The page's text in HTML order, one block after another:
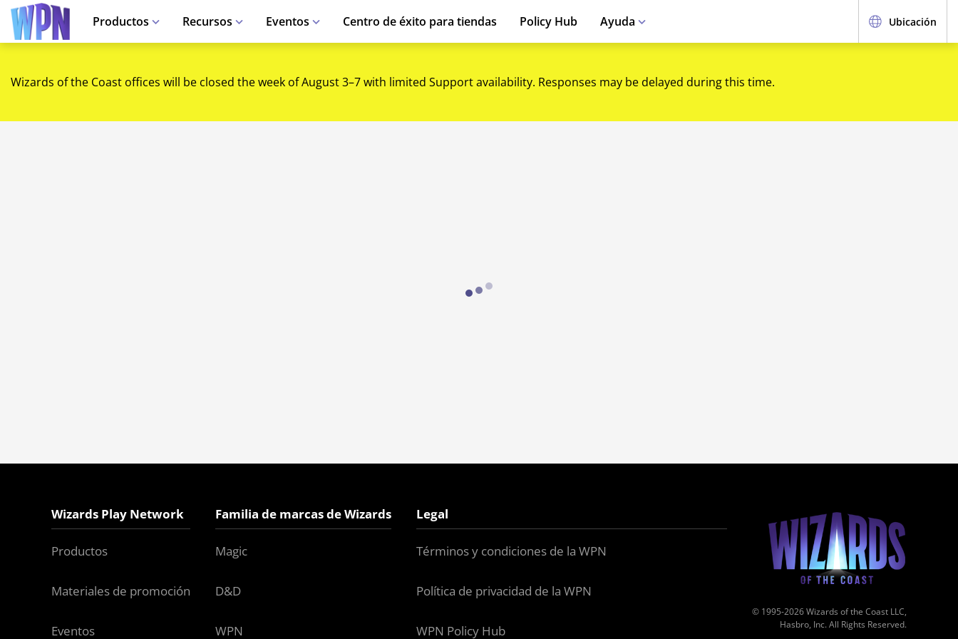
Productos Recursos Eventos Centro de éxito para tiendas Policy Hub Ayuda Ubicación
Wizards of the Coast offices will be closed the week of August 3–7 with limited Support availability. Responses may be delayed during this time.
Loading...
Wizards Play Network
Productos
Materiales de promoción
Eventos
Familia de marcas de Wizards
Magic
D&D
WPN
Legal
Términos y condiciones de la WPN
Política de privacidad de la WPN
WPN Policy Hub
© 1995-2026 Wizards of the Coast LLC,
Hasbro, Inc. All Rights Reserved.